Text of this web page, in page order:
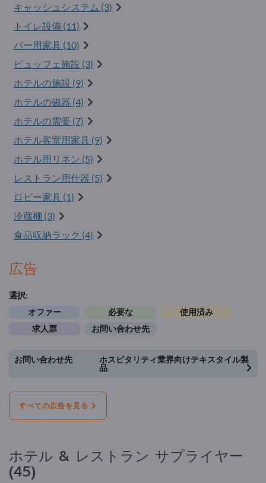
キャッシュシステム (3)
トイレ設備 (11)
バー用家具 (10)
ビュッフェ施設 (3)
ホテルの施設 (9)
ホテルの磁器 (4)
ホテルの需要 (7)
ホテル客室用家具 (9)
ホテル用リネン (5)
レストラン用什器 (5)
ロビー家具 (1)
冷蔵棚 (3)
食品収納ラック (4)
広告
選択:
オファー
必要な
使用済み
求人票
お問い合わせ先
お問い合わせ先
ホスピタリティ業界向けテキスタイル製
品
すべての広告を見る
ホテル & レストラン サプライヤー
(45)